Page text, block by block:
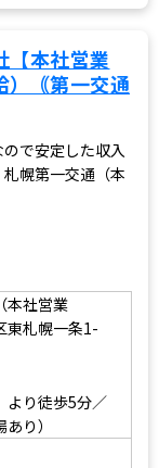
【本社営業
）｟第一交通
で安定した収入
幌第一交通（本
本社営業
東札幌一条1-
より徒歩5分／
り）